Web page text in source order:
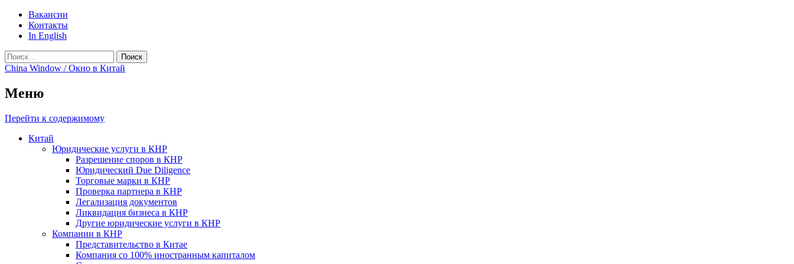
Вакансии
Контакты
In English
Найти:
China Window / Окно в Китай
Меню
Перейти к содержимому
Китай
Юридические услуги в КНР
Разрешение споров в КНР
Юридический Due Diligence
Торговые марки в КНР
Проверка партнера в КНР
Легализация документов
Ликвидация бизнеса в КНР
Другие юридические услуги в КНР
Компании в КНР
Представительство в Китае
Компания со 100% иностранным капиталом